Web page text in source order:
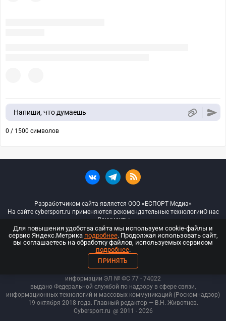
Напиши, что думаешь
0 / 1500 символов
Разработчиком сайта является ООО «ЕСПОРТ Медиа»
На сайте cybersport.ru применяются рекомендательные технологииО нас
Документы
© ООО «Киберспорт.ру» — Все права защищены
18+
ООО «Киберспорт.ру». Свидетельство о регистрации средств массовой
информации ЭЛ № ФС 77 - 74022
выдано Федеральной службой по надзору в сфере связи,
информационных технологий и массовых коммуникаций (Роскомнадзор)
19 октября 2018 года. Главный редактор — В.Н. Животнев.
Cybersport.ru @ 2011 - 2026
Для повышения удобства сайта мы используем cookie-файлы и
сервис Яндекс.Метрика подробнее. Продолжая использовать сайт,
вы соглашаетесь на обработку файлов, используемых сервисом
подробнее.
ПРИНЯТЬ